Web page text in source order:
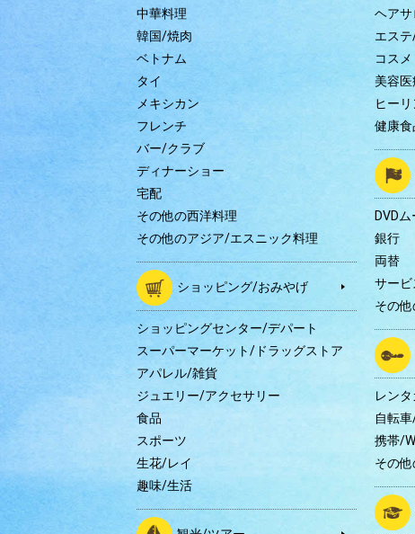
中華料理
韓国/焼肉
ベトナム
タイ
メキシカン
フレンチ
バー/クラブ
ディナーショー
宅配
その他の西洋料理
その他のアジア/エスニック料理
ショッピング/おみやげ
ショッピングセンター/デパート
スーパーマーケット/ドラッグストア
アパレル/雑貨
ジュエリー/アクセサリー
食品
スポーツ
生花/レイ
趣味/生活
ヘア
エス
コス
美容医
ヒー
健康食
DVD
銀行
両替
サー
その
レン
自転
携帯/
その